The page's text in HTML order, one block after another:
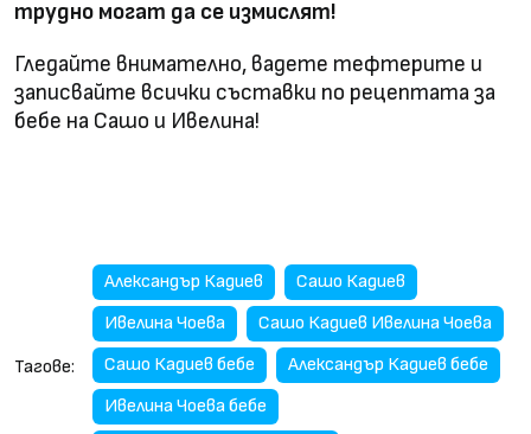
трудно могат да се измислят!
Гледайте внимателно, вадете тефтерите и
записвайте всички съставки по рецептата за
бебе на Сашо и Ивелина!
Тагове:
Александър Кадиев
Сашо Кадиев
Ивелина Чоева
Сашо Кадиев Ивелина Чоева
Сашо Кадиев бебе
Александър Кадиев бебе
Ивелина Чоева бебе